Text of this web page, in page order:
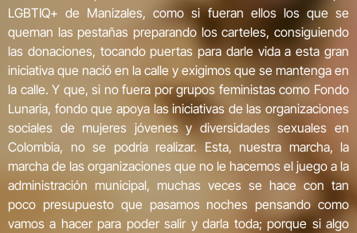
LGBTIQ+ de Manizales, como si fueran ellos los que se
queman las pestañas preparando los carteles, consiguiendo
las donaciones, tocando puertas para darle vida a esta gran
iniciativa que nació en la calle y exigimos que se mantenga en
la calle. Y que, si no fuera por grupos feministas como Fondo
Lunaria, fondo que apoya las iniciativas de las organizaciones
sociales de mujeres jóvenes y diversidades sexuales en
Colombia, no se podría realizar. Esta, nuestra marcha, la
marcha de las organizaciones que no le hacemos el juego a la
administración municipal, muchas veces se hace con tan
poco presupuesto que pasamos noches pensando como
vamos a hacer para poder salir y darla toda; porque si algo